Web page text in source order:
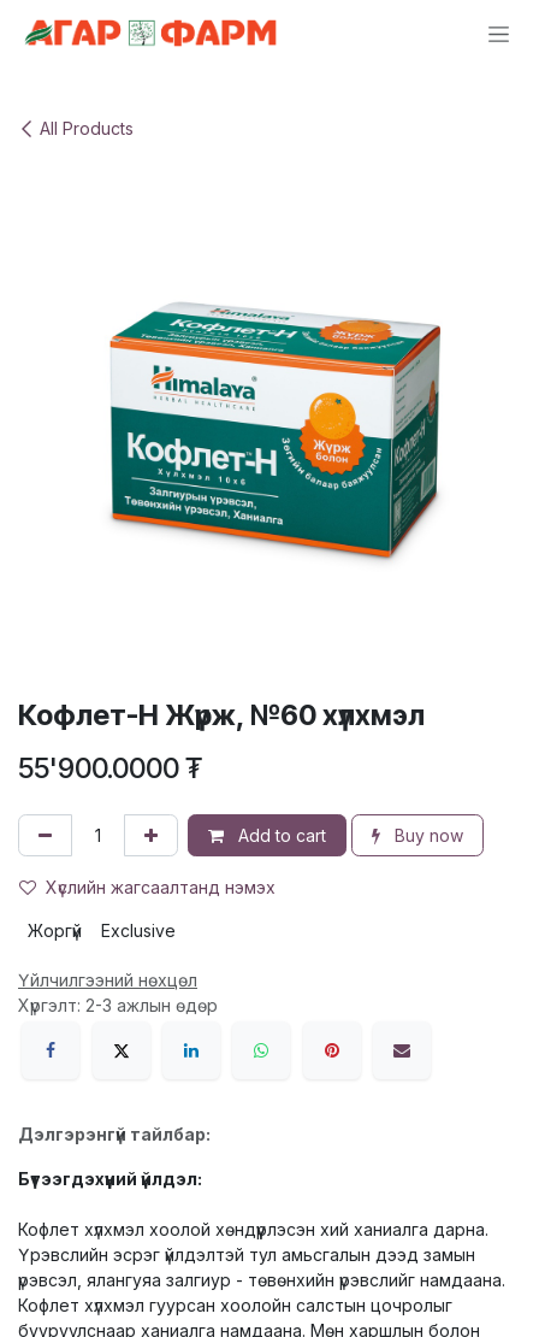
All Products
Кофлет-H Жүрж, №60 хүлхмэл
55'900.0000₮
Add to cart Buy now
Хүслийн жагсаалтанд нэмэх
Жоргүй Exclusive
Үйлчилгээний нөхцөл
Хүргэлт: 2-3 ажлын өдөр
Дэлгэрэнгүй тайлбар:
Бүтээгдэхүүний үйлдэл:
Кофлет хүлхмэл хоолой хөндүүрлэсэн хий ханиалга дарна.
Үрэвслийн эсрэг үйлдэлтэй тул амьсгалын дээд замын
үрэвсэл, ялангуяа залгиур - төвөнхийн үрэвслийг намдаана.
Кофлет хүлхмэл гуурсан хоолойн салстын цочролыг
бууруулснаар ханиалга намдаана. Мөн харшлын болон